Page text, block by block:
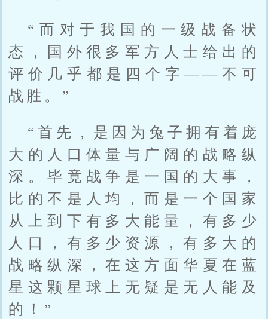
“而对于我国的一级战备状
态，国外很多军方人士给出的
评价几乎都是四个字——不可
战胜。”
“首先，是因为兔子拥有着庞
大的人口体量与广阔的战略纵
深。毕竟战争是一国的大事，
比的不是人均，而是一个国家
从上到下有多大能量，有多少
人口，有多少资源，有多大的
战略纵深，在这方面华夏在蓝
星这颗星球上无疑是无人能及
的！”